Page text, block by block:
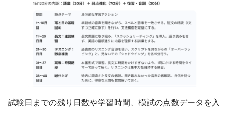
試験日までの残り日数や学習時間、模試の点数データを入